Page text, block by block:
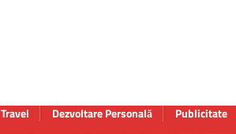
Travel Dezvoltare Personală Publicitate